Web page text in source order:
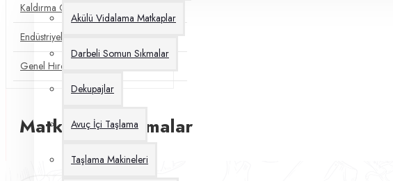
Akülü Vidalama Matkaplar
Darbeli Somun Sıkmalar
Dekupajlar
Avuç İçi Taşlama
Taşlama Makineleri
Kaldırma Grupları
Endüstriyel Gres
Genel Hırdavat
Matkap Vidalamalar